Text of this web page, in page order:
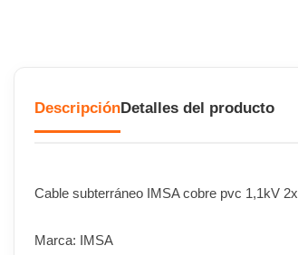
DescripciónDetalles del producto
Cable subterráneo IMSA cobre pvc 1,1kV
Marca: IMSA